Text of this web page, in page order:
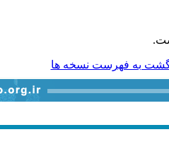
به فهرست نسخه ها